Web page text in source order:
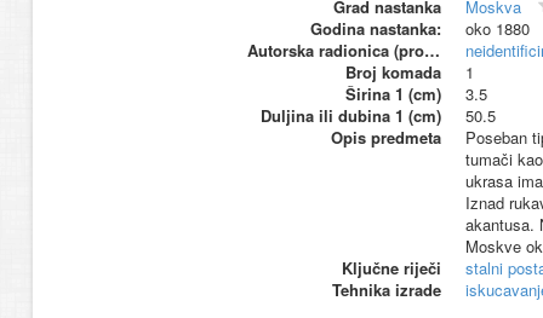
Grad nastanka
Moskva
Godina nastanka:
oko 1880
Autorska radionica (proizvođač)
Broj komada
1
Širina 1 (cm)
3.5
Duljina ili dubina 1 (cm)
50.5
Opis predmeta
Poseban
tumači
ukrasa
Iznad
akantusa.
Moskve
Ključne riječi
stalni
Tehnika izrade